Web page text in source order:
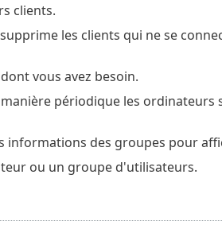
clients.
les clients qui ne se
vous avez besoin.
périodique les ordinateurs
informations des groupes pour
ou un groupe d'utilisateurs.